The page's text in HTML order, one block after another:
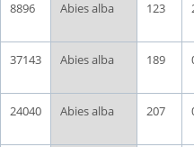
8896 Abies alba 123
37143 Abies alba 189
24040 Abies alba 207